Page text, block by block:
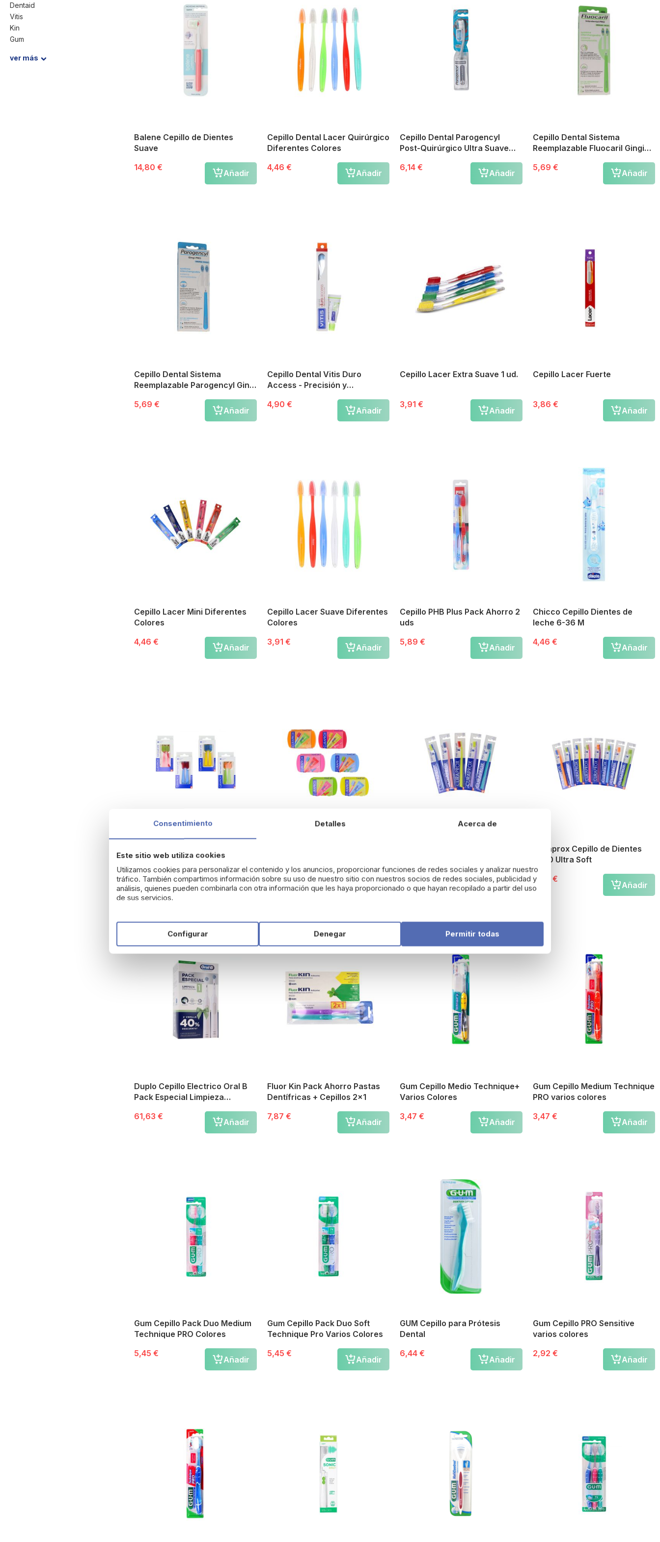
Balene Cepillo de Dientes
Suave
14,80 €
Añadir
Cepillo Dental Lacer Quirúrgico
Diferentes Colores
4,46 €
Añadir
Cepillo Dental Parogencyl
Post-Quirúrgico Ultra Suave
6,14 €
Añadir
Cepillo Dental Sistema
Reemplazable Fluocaril Gingi
5,69 €
Añadir
Cepillo Dental Sistema
Reemplazable Parogencyl Gingi
5,69 €
Añadir
Cepillo Dental Vitis Duro
Access - Precisión y
4,90 €
Añadir
Cepillo Lacer Extra Suave 1 ud.
3,91 €
Añadir
Cepillo Lacer Fuerte
3,86 €
Añadir
Cepillo Lacer Mini Diferentes
Colores
4,46 €
Añadir
Cepillo Lacer Suave Diferentes
Colores
3,91 €
Añadir
Cepillo PHB Plus Pack Ahorro 2
uds
5,89 €
Añadir
Chicco Cepillo Dientes de
leche 6-36 M
4,46 €
Añadir
Travel Refill
9,85 €
Añadir
13,81 €
Añadir
5,89 €
Añadir
Curaprox Cepillo de Dientes
5460 Ultra Soft
4,90 €
Añadir
Duplo Cepillo Electrico Oral B
Pack Especial Limpieza
61,63 €
Añadir
Fluor Kin Pack Ahorro Pastas
Dentífricas + Cepillos 2x1
7,87 €
Añadir
Gum Cepillo Medio Technique+
Varios Colores
3,47 €
Añadir
Gum Cepillo Medium Technique
PRO varios colores
3,47 €
Añadir
Gum Cepillo Pack Duo Medium
Technique PRO Colores
5,45 €
Añadir
Gum Cepillo Pack Duo Soft
Technique Pro Varios Colores
5,45 €
Añadir
GUM Cepillo para Prótesis
Dental
6,44 €
Añadir
Gum Cepillo PRO Sensitive
varios colores
2,92 €
Añadir
Dentaid
Vitis
Kin
Gum
Fluocaril
ver más
Consentimiento Detalles Acerca de
Este sitio web utiliza cookies
Utilizamos cookies para personalizar el contenido y los anuncios, proporcionar funciones de redes sociales y analizar nuestro
tráfico. También compartimos información sobre su uso de nuestro sitio con nuestros socios de redes sociales, publicidad y
análisis, quienes pueden combinarla con otra información que les haya proporcionado o que hayan recopilado a partir del uso
de sus servicios.
Configurar Denegar Permitir todas